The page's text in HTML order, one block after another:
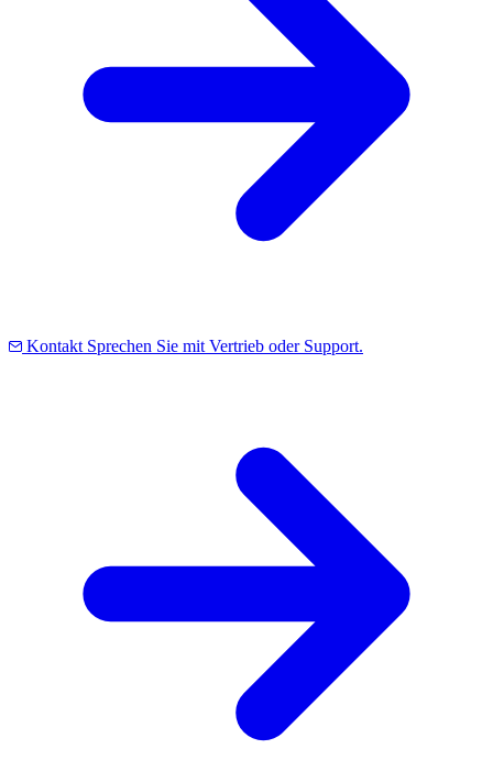
Kontakt Sprechen Sie mit Vertrieb oder Support.